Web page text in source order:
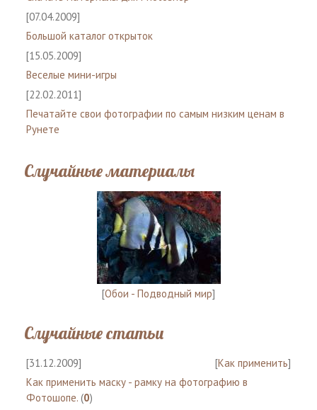
[07.04.2009]
Большой каталог открыток
[15.05.2009]
Веселые мини-игры
[22.02.2011]
Печатайте свои фотографии по самым низким ценам в
Рунете
Случайные материалы
[Обои - Подводный мир]
Случайные статьи
[31.12.2009] [Как применить]
Как применить маску - рамку на фотографию в
Фотошопе. (0)